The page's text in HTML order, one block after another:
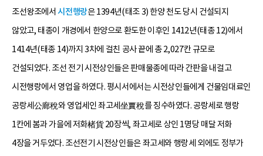
조선왕조에서시전행랑은 1394년(태조 3) 한양 천도 당시 건설되지
않았고, 태종이 개경에서 한양으로 환도한 이후인 1412년(태종 12)에서
1414년(태종 14)까지 3차에 걸친 공사 끝에 총 2,027칸 규모로
건설되었다. 조선 전기 시전상인들은 판매물종에 따라 간판을 내걸고
시전행랑에서 영업을 하였다. 평시서에서는 시전상인들에게 건물임대료인
공랑세公廊稅와 영업세인 좌고세坐賈稅를 징수하였다. 공랑세로 행랑
1칸에 봄과 가을에 저화楮貨 20장씩, 좌고세로 상인 1명당 매달 저화
4장을 거두었다. 조선전기 시전상인들은 좌고세와 행랑세 외에도 정부가